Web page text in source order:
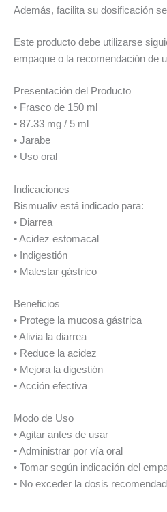
Además, facilita su dosificación
Este producto debe utilizarse
empaque o la recomendación de
Presentación del Producto
• Frasco de 150 ml
• 87.33 mg / 5 ml
• Jarabe
• Uso oral
Indicaciones
Bismualiv está indicado para:
• Diarrea
• Acidez estomacal
• Indigestión
• Malestar gástrico
Beneficios
• Protege la mucosa gástrica
• Alivia la diarrea
• Reduce la acidez
• Mejora la digestión
• Acción efectiva
Modo de Uso
• Agitar antes de usar
• Administrar por vía oral
• Tomar según indicación del
• No exceder la dosis